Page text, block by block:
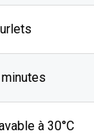
à 30°C